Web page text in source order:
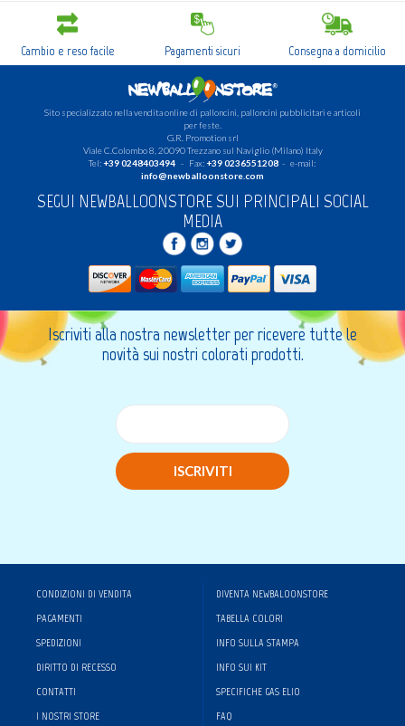
Cambio e reso facile Pagamenti sicuri Consegna a domicilio
Sito specializzato nella vendita online di palloncini, palloncini pubblicitari e articoli
per feste.
G.R. Promotion srl
Viale C.Colombo 8, 20090 Trezzano sul Naviglio (Milano) Italy
Tel:+39 0248403494- Fax:+39 0236551208- e-mail:
info@newballoonstore.com
SEGUI NEWBALLOONSTORE SUI PRINCIPALI SOCIAL
MEDIA
Iscriviti alla nostra newsletter per ricevere tutte le
novità sui nostri colorati prodotti.
ISCRIVITI
CONDIZIONI DI VENDITA
PAGAMENTI
SPEDIZIONI
DIRITTO DI RECESSO
CONTATTI
I NOSTRI STORE
DIVENTA NEWBALOONSTORE
TABELLA COLORI
INFO SULLA STAMPA
INFO SUI KIT
SPECIFICHE GAS ELIO
FAQ